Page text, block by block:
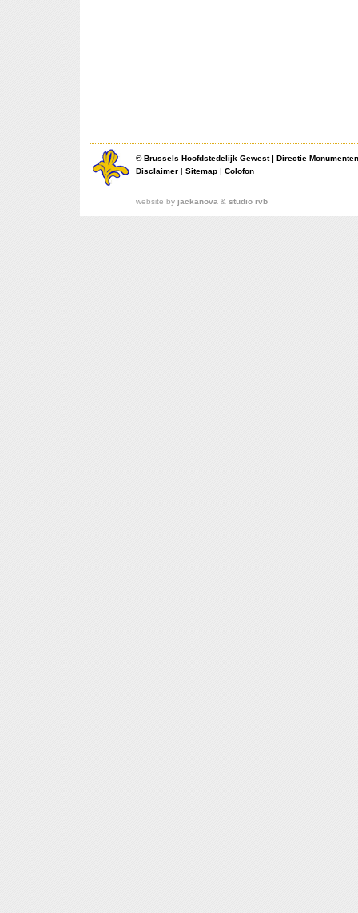
©Brussels Hoofdstedelijk Gewest| Directie
Disclaimer | Sitemap | Colofon
website by jackanova & studio rvb